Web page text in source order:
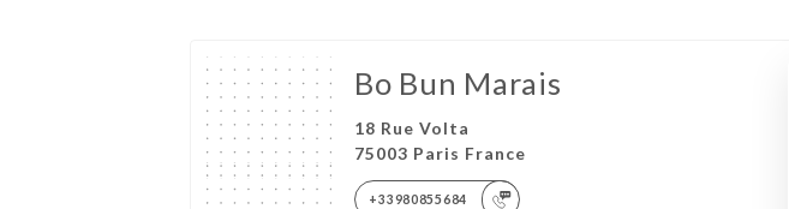
Bo Bun Marais
18 Rue Volta
75003 Paris France
+33980855684